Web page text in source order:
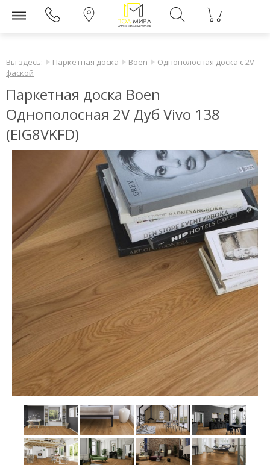
Вы здесь: Паркетная доска Boen
Однополосная доска c 2V
фаской
Паркетная доска Boen
Однополосная 2V Дуб Vivo 138
(EIG8VKFD)